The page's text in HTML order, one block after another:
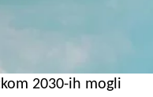
2030-ih mogli